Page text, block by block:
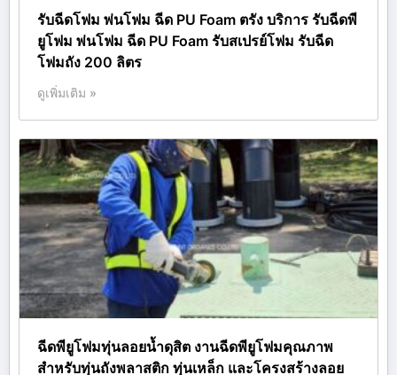
รับฉีดโฟม พ่นโฟม ฉีด PU Foam ตรัง บริการ รับฉีดพี
ยูโฟม พ่นโฟม ฉีด PU Foam รับสเปรย์โฟม รับฉีด
โฟมถัง 200 ลิตร
ดูเพิ่มเติม »
ฉีดพียูโฟมทุ่นลอยน้ำดุสิต งานฉีดพียูโฟมคุณภาพ
สำหรับทุ่นถังพลาสติก ทุ่นเหล็ก และโครงสร้างลอย